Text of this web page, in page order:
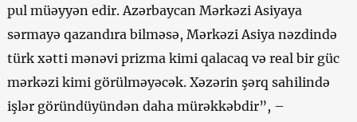
pul müəyyən edir. Azərbaycan Mərkəzi Asiyaya
sərmayə qazandıra bilməsə, Mərkəzi Asiya nəzdində
türk xətti mənəvi prizma kimi qalacaq və real bir güc
mərkəzi kimi görülməyəcək. Xəzərin şərq sahilində
işlər göründüyündən daha mürəkkəbdir”, –